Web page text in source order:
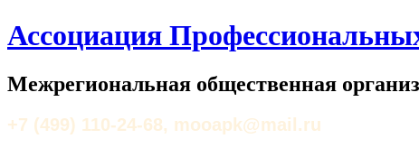
Ассоциация
Межрегиональная общественная
+7 (499) 110-24-68, mooapk@mail.ru